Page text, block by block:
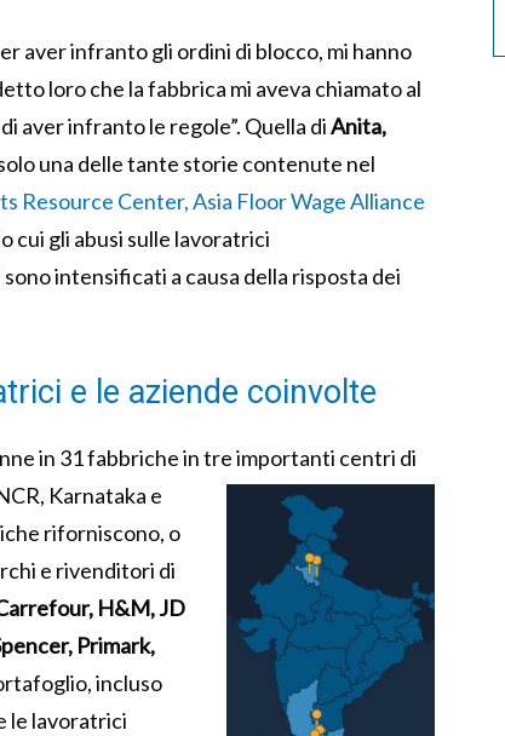
aver infranto gli ordini di blocco, mi hanno
loro che la fabbrica mi aveva chiamato al
aver infranto le regole”. Quella diAnita,
una delle tante storie contenute nel
Resource Center, Asia Floor Wage Alliance
cui gli abusi sulle lavoratrici
intensificati a causa della risposta dei
e le aziende coinvolte
in 31 fabbriche in tre importanti centri di
Karnataka e
riforniscono, o
e rivenditori di
H&M, JD
Primark,
incluso
le lavoratrici